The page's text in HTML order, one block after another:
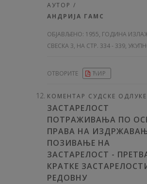
АУТОР /
АНДРИЈА ГАМС
ОБЈАВЉЕНО: 1955, ГОДИНА
СВЕСКА 3, НА СТР. 334 - 339,
ОТВОРИТЕ ЋИР
КОМЕНТАР СУДСКЕ
ЗАСТАРЕЛОСТ
ПОТРАЖИВАЊА ПО
ПРАВА НА
ПОЗИВАЊЕ НА
ЗАСТАРЕЛОСТ -
КРАТКЕ
РЕДОВНУ